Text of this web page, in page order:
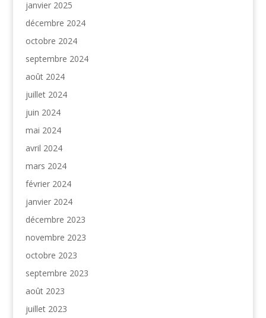
janvier 2025
décembre 2024
octobre 2024
septembre 2024
août 2024
juillet 2024
juin 2024
mai 2024
avril 2024
mars 2024
février 2024
janvier 2024
décembre 2023
novembre 2023
octobre 2023
septembre 2023
août 2023
juillet 2023